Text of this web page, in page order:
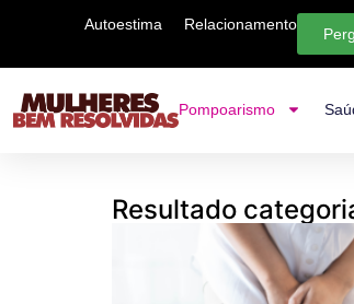
Autoestima Relacionamento
Pompoarismo
Resultado